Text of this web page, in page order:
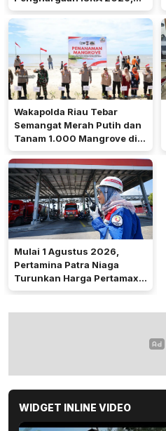
Komitmen Nyata Kontribusi
untuk Masyarakat
Wakapolda Riau Tebar
Semangat Merah Putih dan
Tanam 1.000 Mangrove di
Pulau Terluar Rupat
Mulai 1 Agustus 2026,
Pertamina Patra Niaga
Turunkan Harga Pertamax
di Seluruh Wilayah
WIDGET INLINE VIDEO